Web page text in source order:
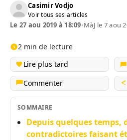
Casimir Vodjo
Voir tous ses articles
Le 27 aou 2019 à 18:09•MàJ le 7 aou
2 min de lecture
Lire plus tard
Commenter
SOMMAIRE
Depuis quelques temps,
contradictoires faisant